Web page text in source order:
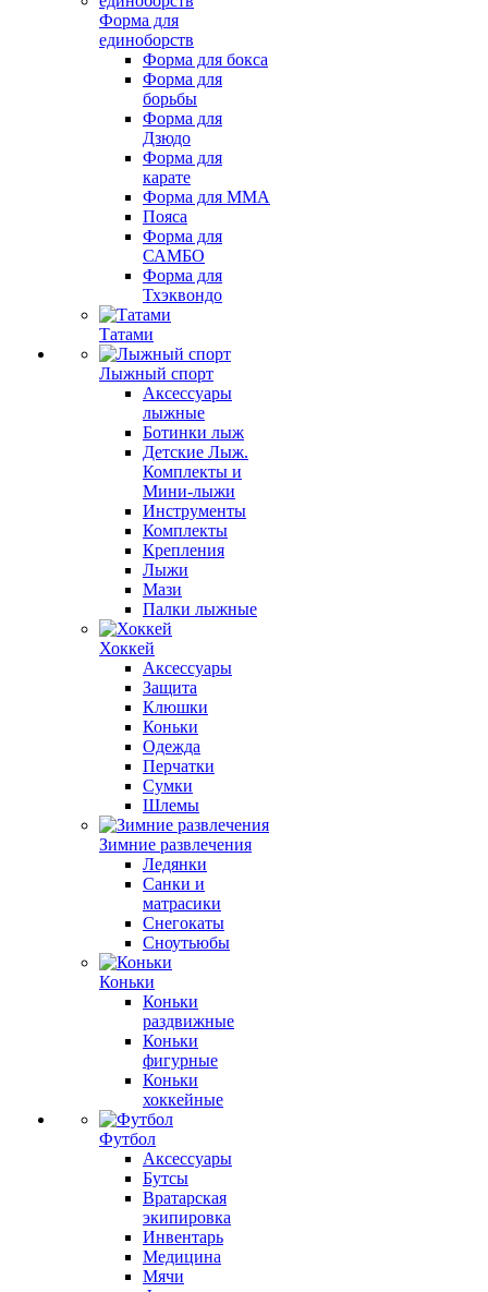
Форма для
единоборств
Форма для бокса
Форма для
борьбы
Форма для
Дзюдо
Форма для
карате
Форма для MMA
Пояса
Форма для
САМБО
Форма для
Тхэквондо
Татами
Лыжный спорт
Аксессуары
лыжные
Ботинки лыж
Детские Лыж.
Комплекты и
Мини-лыжи
Инструменты
Комплекты
Крепления
Лыжи
Мази
Палки лыжные
Хоккей
Аксессуары
Защита
Клюшки
Коньки
Одежда
Перчатки
Сумки
Шлемы
Зимние развлечения
Ледянки
Санки и
матрасики
Снегокаты
Сноутьюбы
Коньки
Коньки
раздвижные
Коньки
фигурные
Коньки
хоккейные
Футбол
Аксессуары
Бутсы
Вратарская
экипировка
Инвентарь
Медицина
Мячи